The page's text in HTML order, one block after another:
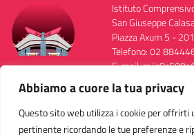
Abbiamo a cuore la tua privacy
Questo sito web utilizza i cookie per offrirti
pertinente ricordando le tue preferenze e
Istituto
San Giuseppe
Piazza Axum 5 -
Telefono: 02
E-mail:
PEC:
Codice Meccanografico: MIIC8C500A
Codice Fiscale: 80128410158
FAX: 0288444568